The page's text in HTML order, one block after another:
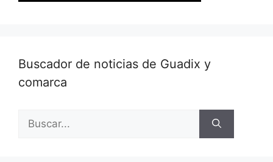
Buscador de noticias de Guadix y
comarca